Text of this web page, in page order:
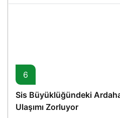
6
Sis Büyüklüğündeki
Ulaşımı Zorluyor